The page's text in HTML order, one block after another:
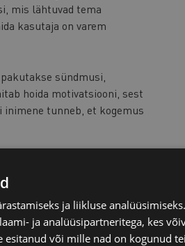
mis lähtuvad tema
kasutaja on varem
sündmusi,
hoida motivatsiooni, sest
tunneb, et kogemus
või televiisoriga.
peaaegu kogu
ainuüksi nutikella
kõrgem.
ja liikluse
ja analüüsipartneritega, kes
või mille nad on kogunud